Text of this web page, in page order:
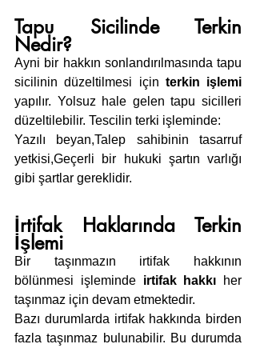
Tapu Sicilinde Terkin
Nedir?
Ayni bir hakkın sonlandırılmasında tapu
sicilinin düzeltilmesi için terkin işlemi
yapılır. Yolsuz hale gelen tapu sicilleri
düzeltilebilir. Tescilin terki işleminde:
Yazılı beyan,Talep sahibinin tasarruf
yetkisi,Geçerli bir hukuki şartın varlığı
gibi şartlar gereklidir.
İrtifak Haklarında Terkin
İşlemi
Bir taşınmazın irtifak hakkının
bölünmesi işleminde irtifak hakkı her
taşınmaz için devam etmektedir.
Bazı durumlarda irtifak hakkında birden
fazla taşınmaz bulunabilir. Bu durumda